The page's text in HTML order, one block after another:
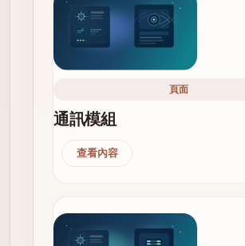
頁面
通訊模組
查看內容